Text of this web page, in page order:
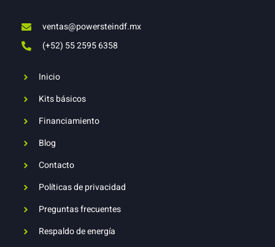
ventas@powersteindf.mx
(+52) 55 2595 6358
Inicio
Kits básicos
Financiamiento
Blog
Contacto
Políticas de privacidad
Preguntas frecuentes
Respaldo de energía